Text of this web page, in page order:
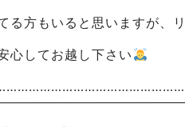
る方もいると思いますが、
心してお越し下さい